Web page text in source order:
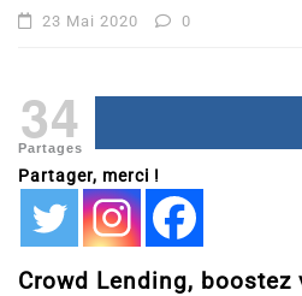
23 Mai 2020 0
34
Partages
Partager, merci !
Crowd Lending, boostez